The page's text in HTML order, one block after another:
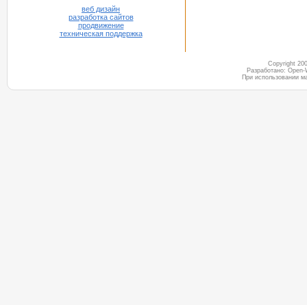
веб дизайн
разработка сайтов
продвижение
техническая поддержка
Copyright
Разработано:
При использовании